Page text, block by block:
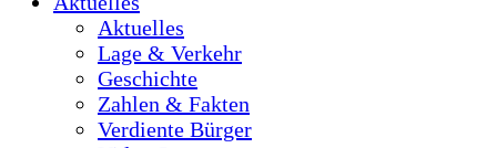
Aktuelles
Lage & Verkehr
Geschichte
Zahlen & Fakten
Verdiente Bürger